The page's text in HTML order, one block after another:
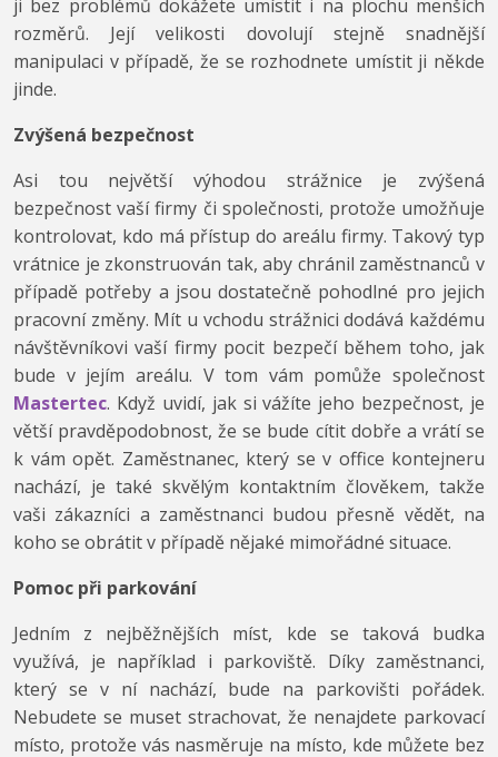
ji bez problémů dokážete umístit i na plochu menších
rozměrů. Její velikosti dovolují stejně snadnější
manipulaci v případě, že se rozhodnete umístit ji někde
jinde.
Zvýšená bezpečnost
Asi tou největší výhodou strážnice je zvýšená
bezpečnost vaší firmy či společnosti, protože umožňuje
kontrolovat, kdo má přístup do areálu firmy. Takový typ
vrátnice je zkonstruován tak, aby chránil zaměstnanců v
případě potřeby a jsou dostatečně pohodlné pro jejich
pracovní změny. Mít u vchodu strážnici dodává každému
návštěvníkovi vaší firmy pocit bezpečí během toho, jak
bude v jejím areálu. V tom vám pomůže společnost
Mastertec. Když uvidí, jak si vážíte jeho bezpečnost, je
větší pravděpodobnost, že se bude cítit dobře a vrátí se
k vám opět. Zaměstnanec, který se v office kontejneru
nachází, je také skvělým kontaktním člověkem, takže
vaši zákazníci a zaměstnanci budou přesně vědět, na
koho se obrátit v případě nějaké mimořádné situace.
Pomoc při parkování
Jedním z nejběžnějších míst, kde se taková budka
využívá, je například i parkoviště. Díky zaměstnanci,
který se v ní nachází, bude na parkovišti pořádek.
Nebudete se muset strachovat, že nenajdete parkovací
místo, protože vás nasměruje na místo, kde můžete bez